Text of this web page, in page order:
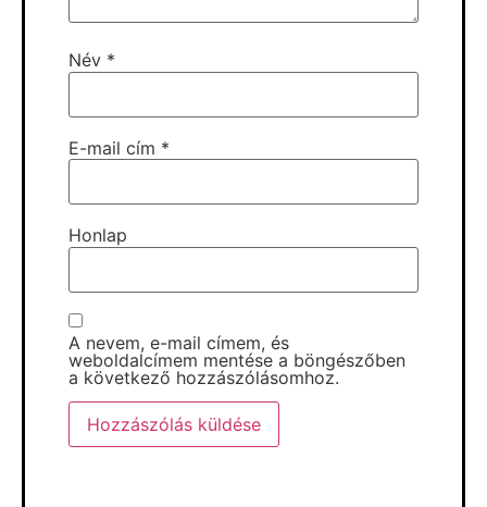
Név *
E-mail cím *
Honlap
A nevem, e-mail címem, és
weboldalcímem mentése a böngészőben
a következő hozzászólásomhoz.